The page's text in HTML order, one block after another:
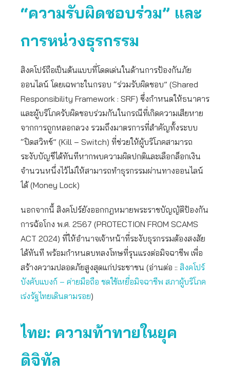
“ความรับผิดชอบร่วม” และ
การหน่วงธุรกรรม
สิงคโปร์ถือเป็นต้นแบบที่โดดเด่นในด้านการป้องกันภัย
ออนไลน์ โดยเฉพาะในกรอบ “ร่วมรับผิดชอบ” (Shared
Responsibility Framework : SRF) ซึ่งกำหนดให้ธนาคาร
และผู้บริโภครับผิดชอบร่วมกันในกรณีที่เกิดความเสียหาย
จากการถูกหลอกลวง รวมถึงมาตรการที่สำคัญทั้งระบบ
“ปิดสวิทช์” (Kill – Switch) ที่ช่วยให้ผู้บริโภคสามารถ
ระงับบัญชีได้ทันทีหากพบความผิดปกติและเลือกล็อกเงิน
จำนวนหนึ่งไว้ไม่ให้สามารถทำธุรกรรมผ่านทางออนไลน์
ได้ (Money Lock)
นอกจากนี้ สิงคโปร์ยังออกกฎหมายพระราชบัญญัติป้องกัน
การฉ้อโกง พ.ศ. 2567 (PROTECTION FROM SCAMS
ACT 2024) ที่ให้อำนาจเจ้าหน้าที่ระงับธุรกรรมต้องสงสัย
ได้ทันที พร้อมกำหนดบทลงโทษที่รุนแรงต่อมิจฉาชีพ เพื่อ
สร้างความปลอดภัยสูงสุดแก่ประชาชน (อ่านต่อ :: สิงคโปร์
บังคับแบงก์ – ค่ายมือถือ ชดใช้เหยื่อมิจฉาชีพ สภาผู้บริโภค
เร่งรัฐไทยเดินตามรอย)
ไทย: ความท้าทายในยุค
ดิจิทัล